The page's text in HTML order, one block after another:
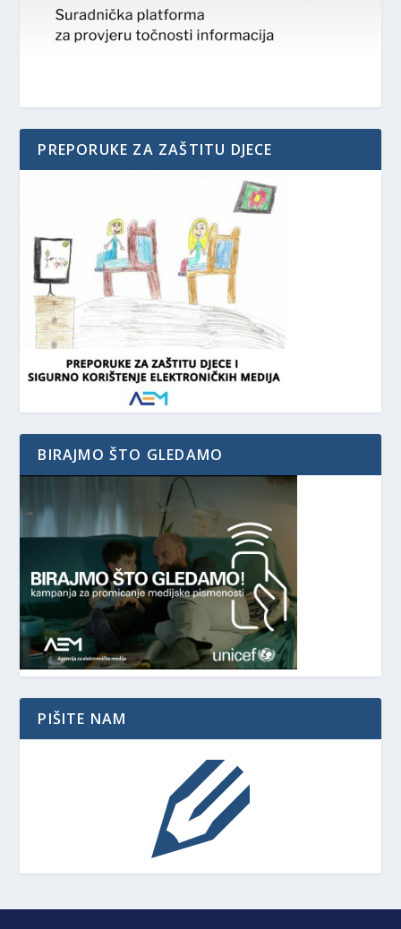
PREPORUKE ZA ZAŠTITU DJECE
BIRAJMO ŠTO GLEDAMO
PIŠITE NAM